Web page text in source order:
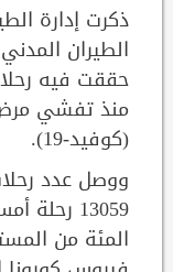
ذكرت إدارة
الطيران
حققت فيه
منذ تفشي
(كوفيد-19).
ووصل عدد
المئة من